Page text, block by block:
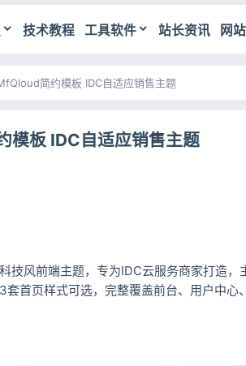
技术教程 工具软件 站长资讯 网
简约模板 IDC自适应销售主题
模板 IDC自适应销售主题
技风前端主题，专为IDC云服务商家打造，
首页样式可选，完整覆盖前台、用户中心